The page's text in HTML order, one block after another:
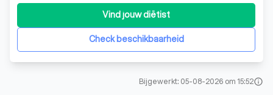
smakelijke en voedzame maaltijdvervangers die perfect
passen binnen elk dieetplan. Onze producten, waaronder
shakes, soepen, en maaltijden,
Check beschikbaarheid
Vind jouw diëtist
Bijgewerkt: 05-08-2026 om 15:52info